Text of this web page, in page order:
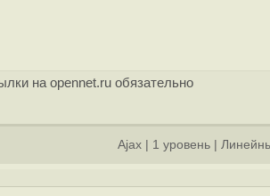
на opennet.ru обязательно
Ajax 1 уровень